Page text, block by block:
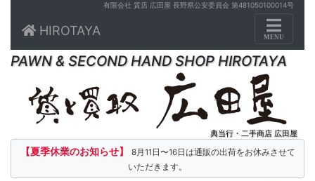
有限会社 質店 広田屋 長野県公安委員会 第481050100014号
HIROTAYA
Toggle
MENU
PAWN & SECOND HAND SHOP HIROTAYA
典当行・二手商店 広田屋
【夏季休業のお知らせ】
8月11日〜16日は通販の出荷をお休みさせて
いただきます。